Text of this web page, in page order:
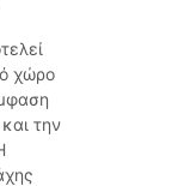
χώρο
την